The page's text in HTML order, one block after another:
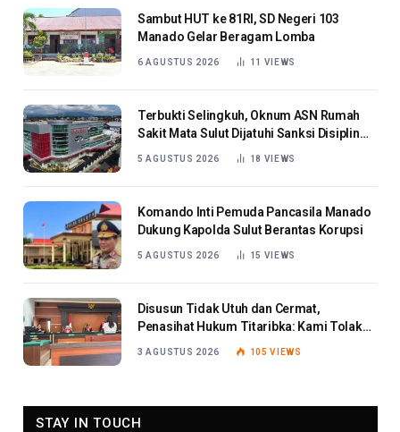
Sambut HUT ke 81RI, SD Negeri 103
Manado Gelar Beragam Lomba
6 AGUSTUS 2026 11 VIEWS
Terbukti Selingkuh, Oknum ASN Rumah
Sakit Mata Sulut Dijatuhi Sanksi Disiplin
5 AGUSTUS 2026 18 VIEWS
Komando Inti Pemuda Pancasila Manado
Dukung Kapolda Sulut Berantas Korupsi
5 AGUSTUS 2026 15 VIEWS
Disusun Tidak Utuh dan Cermat,
Penasihat Hukum Titaribka: Kami Tolak
3 AGUSTUS 2026 105VIEWS
STAY IN TOUCH